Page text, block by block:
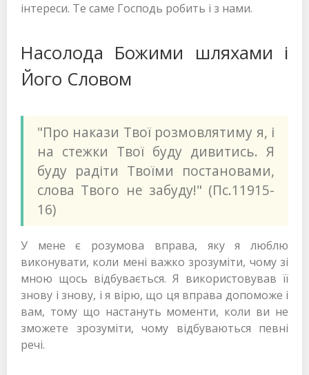
інтереси. Те саме Господь робить і з нами.
Насолода Божими шляхами і
Його Словом
"Про накази Твої розмовлятиму я, і
на стежки Твої буду дивитись. Я
буду радіти Твоїми постановами,
слова Твого не забуду!" (Пс.11915-
16)
У мене є розумова вправа, яку я люблю
виконувати, коли мені важко зрозуміти, чому зі
мною щось відбувається. Я використовував її
знову і знову, і я вірю, що ця вправа допоможе і
вам, тому що настануть моменти, коли ви не
зможете зрозуміти, чому відбуваються певні
речі.